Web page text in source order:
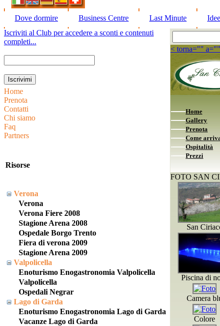
Dove dormire Business Centre Last Minute
Iscriviti al Club per accedere a sconti e contenuti
completi...
Home
Prenota
Contatti
Chi siamo
Faq
Partners
Risorse
Verona
Verona
Verona Fiere 2008
Stagione Arena 2008
Ospedale Borgo Trento
Fiera di verona 2009
Stagione Arena 2009
Valpolicella
Enoturismo Enogastronomia Valpolicella
Valpolicella
Ospedali Negrar
Lago di Garda
Enoturismo Enogastronomia Lago di Garda
Vacanze Lago di Garda
< torna=""
Home
Gallery
Prenota
Come
Ospitalità
Prezzi
FOTO SAN
San
Piscina di
Camera
Colore